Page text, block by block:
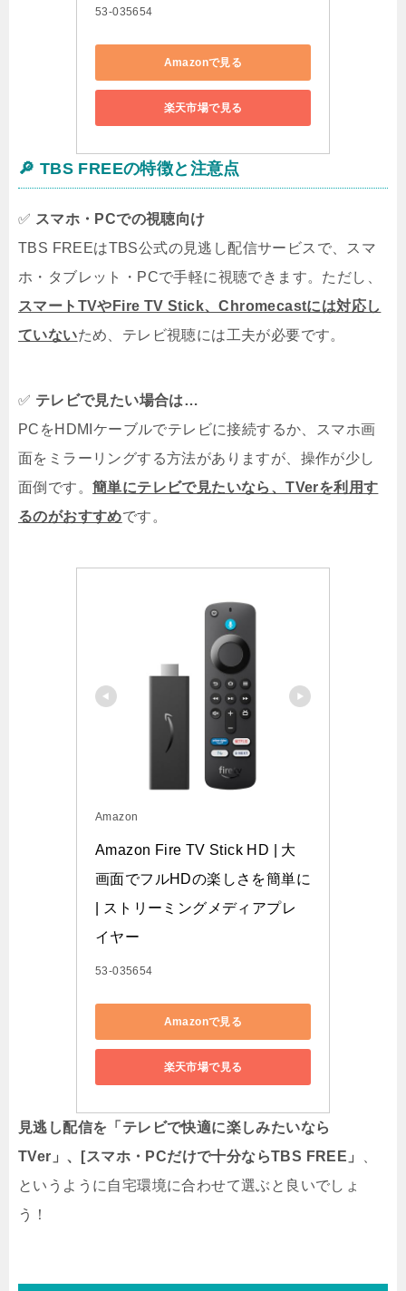
53-035654
Amazonで見る
楽天市場で見る
🔎 TBS FREEの特徴と注意点
✅ スマホ・PCでの視聴向け
TBS FREEはTBS公式の見逃し配信サービスで、スマ
ホ・タブレット・PCで手軽に視聴できます。ただし、
スマートTVやFire TV Stick、Chromecastには対応し
ていないため、テレビ視聴には工夫が必要です。
✅ テレビで見たい場合は…
PCをHDMIケーブルでテレビに接続するか、スマホ画
面をミラーリングする方法がありますが、操作が少し
面倒です。 簡単にテレビで見たいなら、TVerを利用す
るのがおすすめです。
Amazon
Amazon Fire TV Stick HD | 大
画面でフルHDの楽しさを簡単に
| ストリーミングメディアプレ
イヤー
53-035654
Amazonで見る
楽天市場で見る
見逃し配信を「 テレビで快適に楽しみたいなら
TVer」、[スマホ・PCだけで十分ならTBS FREE」
というように自宅環境に合わせて選ぶと良いでしょ
う！